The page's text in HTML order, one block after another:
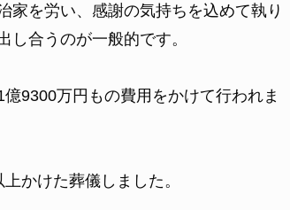
家を労い、感謝の気持ちを込めて執り
合うのが一般的です。
9300万円もの費用をかけて行われま
かけた葬儀しました。